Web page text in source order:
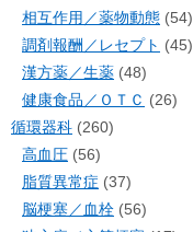
相互作用／薬物動態 (54)
調剤報酬／レセプト (45)
漢方薬／生薬 (48)
健康食品／ＯＴＣ (26)
循環器科 (260)
高血圧 (56)
脂質異常症 (37)
脳梗塞／血栓 (56)